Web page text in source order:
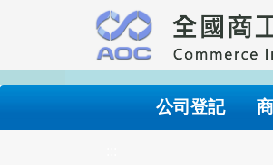
要
內
公司登記